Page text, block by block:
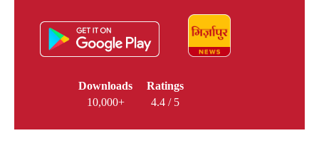
Downloads
10,000+
Ratings
4.4 / 5